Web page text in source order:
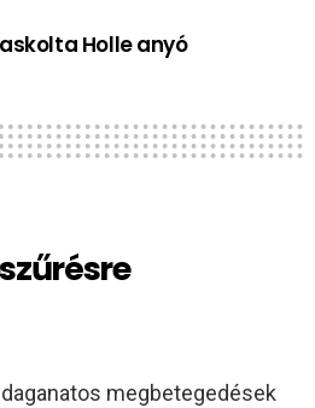
Holle anyó
megbetegedések